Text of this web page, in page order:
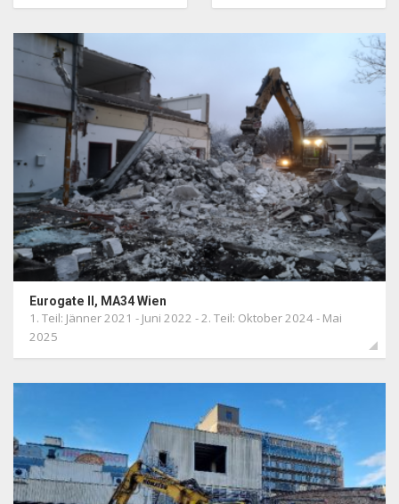
[ Hoch | Tiefbau ]
[ Entsorgung Bodenaushub ]
[ Deponiebau ]
[ Materialaufbereitung ]
Eurogate II, MA34 Wien
1. Teil: Jänner 2021 - Juni 2022 - 2. Teil: Oktober 2024 - Mai
2025